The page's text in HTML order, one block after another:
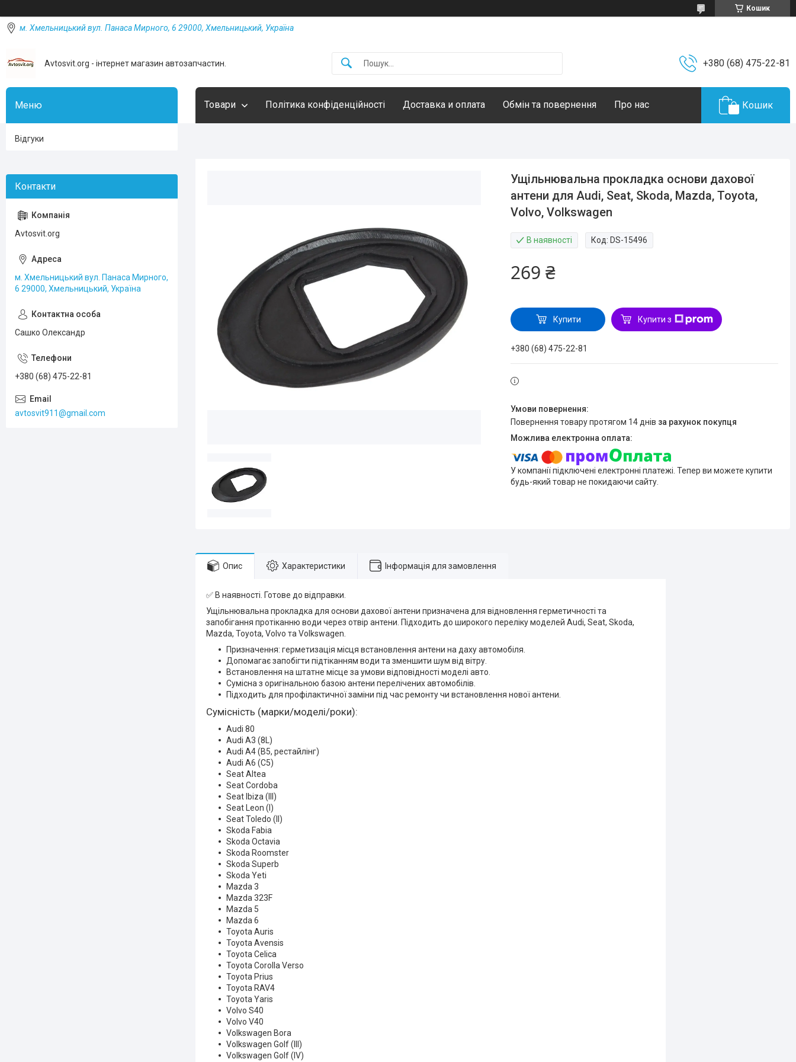
Кошик
м. Хмельницький вул. Панаса Мирного, 6 29000, Хмельницький, Україна
Avtosvit.org - інтернет магазин автозапчастин. +380 (68) 475-22-81
Товари Політика конфіденційності Доставка и оплата Обмін та повернення Про нас Кошик
Ущільнювальна прокладка основи дахової
антени для Audi, Seat, Skoda, Mazda, Toyota,
Volvo, Volkswagen
В наявності Код: DS-15496
269 ₴
Купити Купити з
+380 (68) 475-22-81
повернення товару протягом 14 днів за рахунок покупця
У компанії підключені електронні платежі. Тепер ви можете купити
будь-який товар не покидаючи сайту.
Опис Характеристики Інформація для замовлення
✅ В наявності. Готове до відправки.
Ущільнювальна прокладка для основи дахової антени призначена для відновлення герметичності та
запобігання протіканню води через отвір антени. Підходить до широкого переліку моделей Audi, Seat, Skoda,
Mazda, Toyota, Volvo та Volkswagen.
Призначення: герметизація місця встановлення антени на даху автомобіля.
Допомагає запобігти підтіканням води та зменшити шум від вітру.
Встановлення на штатне місце за умови відповідності моделі авто.
Сумісна з оригінальною базою антени перелічених автомобілів.
Підходить для профілактичної заміни під час ремонту чи встановлення нової антени.
Сумісність (марки/моделі/роки):
Audi 80
Audi A3 (8L)
Audi A4 (B5, рестайлінг)
Audi A6 (C5)
Seat Altea
Seat Cordoba
Seat Ibiza (III)
Seat Leon (I)
Seat Toledo (II)
Skoda Fabia
Skoda Octavia
Skoda Roomster
Skoda Superb
Skoda Yeti
Mazda 3
Mazda 323F
Mazda 5
Mazda 6
Toyota Auris
Toyota Avensis
Toyota Celica
Toyota Corolla Verso
Toyota Prius
Toyota RAV4
Toyota Yaris
Volvo S40
Volvo V40
Volkswagen Bora
Volkswagen Golf (III)
Volkswagen Golf (IV)
Відгуки
Avtosvit.org
м. Хмельницький вул. Панаса Мирного,
6 29000, Хмельницький, Україна
Сашко Олександр
+380 (68) 475-22-81
avtosvit911@gmail.com